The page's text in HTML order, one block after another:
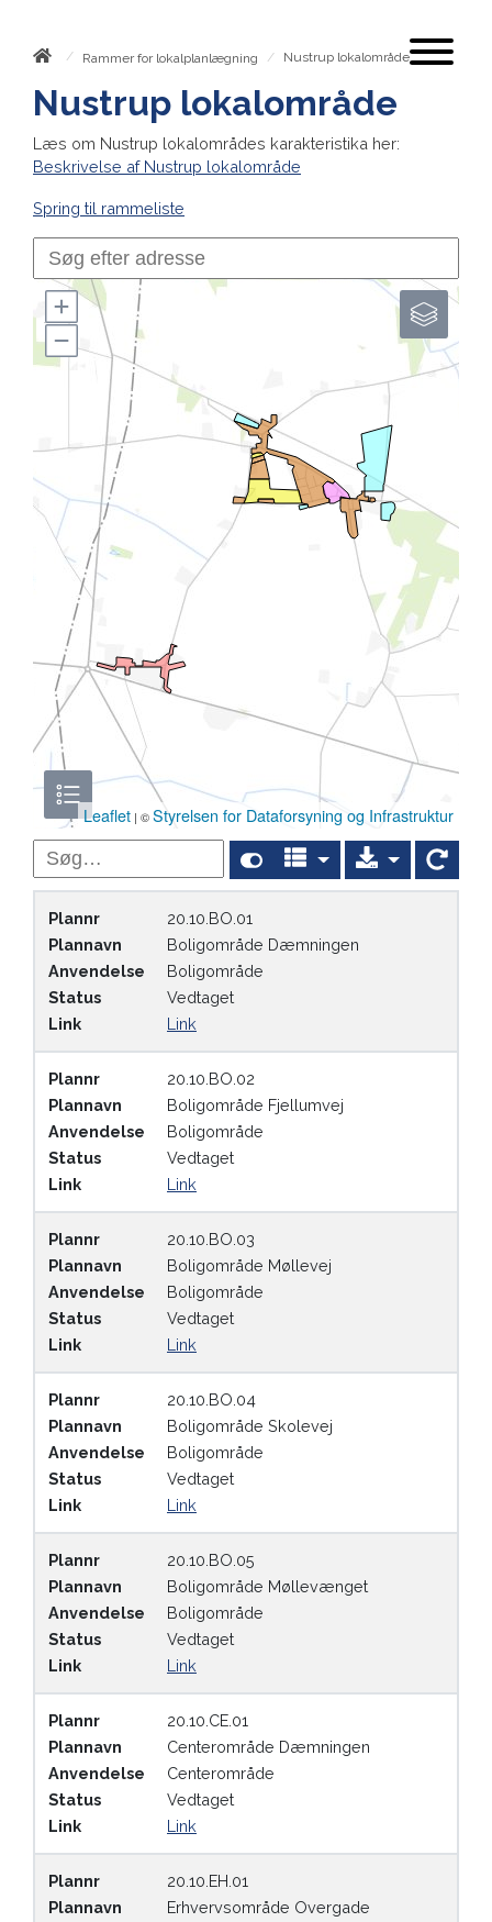
/ Rammer for lokalplanlægning / Nustrup lokalområde
Nustrup lokalområde
Læs om Nustrup lokalområdes karakteristika her:
Beskrivelse af Nustrup lokalområde
Spring til rammeliste
Leaflet | ©Styrelsen for Dataforsyning og Infrastruktur
Søg i indhold
Plannr
20.10.BO.01
Plannavn
Boligområde Dæmningen
Anvendelse
Boligområde
Status
Vedtaget
Link
Link
Plannr
20.10.BO.02
Plannavn
Boligområde Fjellumvej
Anvendelse
Boligområde
Status
Vedtaget
Link
Link
Plannr
20.10.BO.03
Plannavn
Boligområde Møllevej
Anvendelse
Boligområde
Status
Vedtaget
Link
Link
Plannr
20.10.BO.04
Plannavn
Boligområde Skolevej
Anvendelse
Boligområde
Status
Vedtaget
Link
Link
Plannr
20.10.BO.05
Plannavn
Boligområde Møllevænget
Anvendelse
Boligområde
Status
Vedtaget
Link
Link
Plannr
20.10.CE.01
Plannavn
Centerområde Dæmningen
Anvendelse
Centerområde
Status
Vedtaget
Link
Link
Plannr
20.10.EH.01
Plannavn
Erhvervsområde Overgade